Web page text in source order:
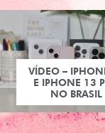
COMO